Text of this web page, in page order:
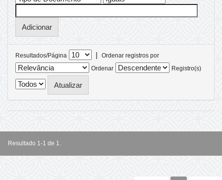
Resultados/Página |
Ordenar registros por
Ordenar
Registro(s)
Resultado 1-1 de 1.